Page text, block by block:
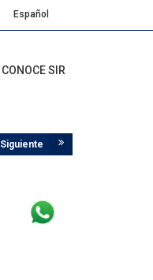
Español
CONOCE SIR
Siguiente